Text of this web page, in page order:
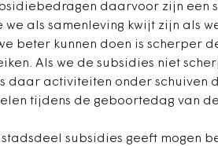
daarvoor zijn een
als samenleving kwijt zijn als
beter kunnen doen is scherper
Als we de subsidies niet
daar activiteiten onder schuiven
tijdens de geboortedag van de
subsidies geeft mogen